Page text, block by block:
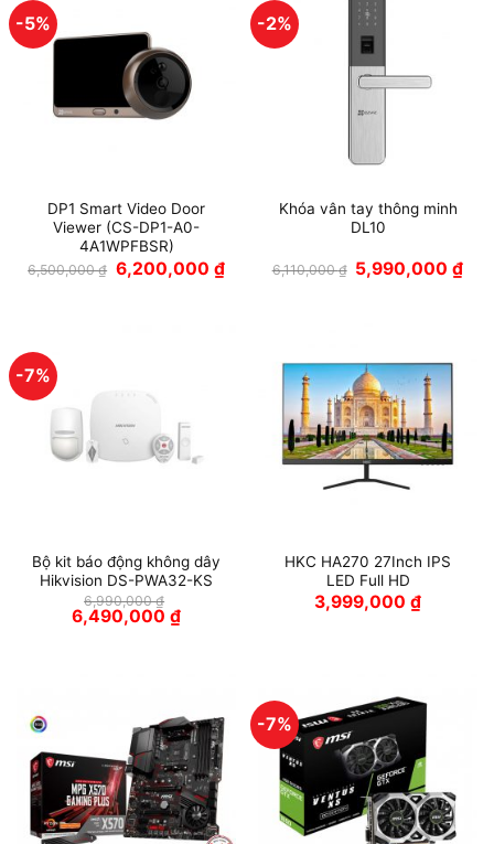
-5%
DP1 Smart Video Door
Viewer (CS-DP1-A0-
4A1WPFBSR)
6,500,000₫ Giá
gốc
6,200,000 ₫Giá
hiện
-2%
Khóa vân tay thông minh
DL10
6,110,000₫ Giá
gốc
5,990,000₫Giá
-7%
Bộ kit báo động không dây
Hikvision DS-PWA32-KS
6,990,000₫
Giá
gốc
6,490,000 ₫Giá
HKC HA270 27Inch IPS
LED Full HD
3,999,000 ₫
-7%